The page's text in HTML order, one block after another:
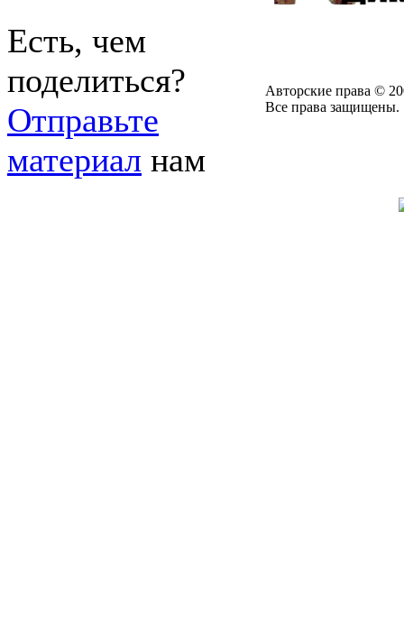
Есть, чем
поделиться?
Отправьте
материал нам
Авторские права ©
Все права защищены.